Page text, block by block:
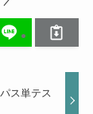
ス単テス